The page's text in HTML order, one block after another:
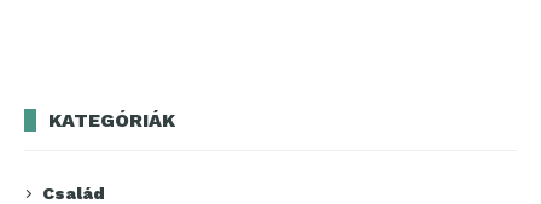
KATEGÓRIÁK
Család